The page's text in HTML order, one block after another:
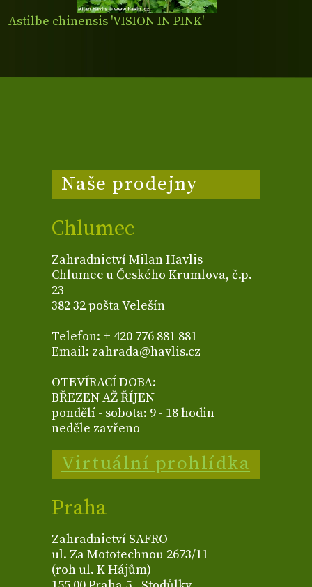
Astilbe chinensis 'VISION IN PINK'
Naše prodejny
Chlumec
Zahradnictví Milan Havlis
Chlumec u Českého Krumlova, č.p.
23
382 32 pošta Velešín
Telefon: + 420 776 881 881
Email: zahrada@havlis.cz
OTEVÍRACÍ DOBA:
BŘEZEN AŽ ŘÍJEN
pondělí - sobota: 9 - 18 hodin
neděle zavřeno
Virtuální prohlídka
Praha
Zahradnictví SAFRO
ul. Za Mototechnou 2673/11
(roh ul. K Hájům)